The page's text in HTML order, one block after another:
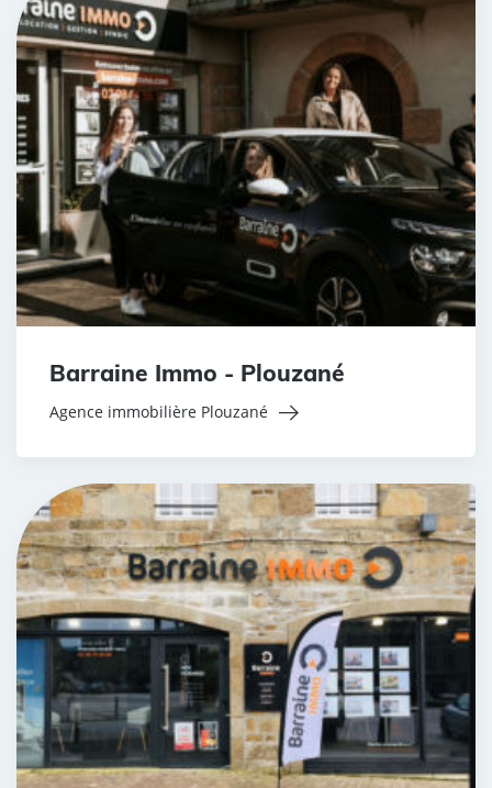
Barraine Immo - Plouzané
Agence immobilière Plouzané